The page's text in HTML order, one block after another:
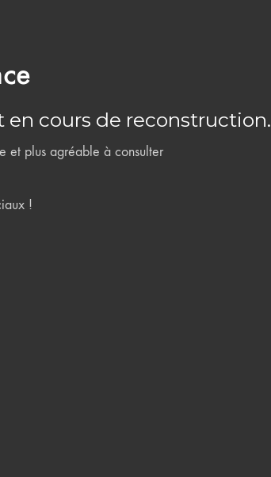
en cours de reconstruction.
et plus agréable à consulter
!